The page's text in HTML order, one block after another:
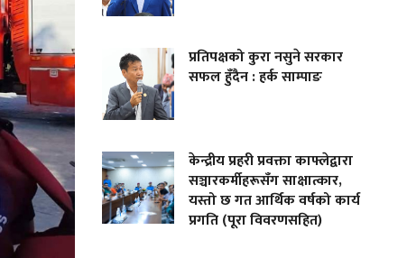
प्रतिपक्षको कुरा नसुने सरकार
सफल हुँदैन : हर्क साम्पाङ
केन्द्रीय प्रहरी प्रवक्ता काफ्लेद्वारा
सञ्चारकर्मीहरूसँग साक्षात्कार,
यस्तो छ गत आर्थिक वर्षको कार्य
प्रगति (पूरा विवरणसहित)